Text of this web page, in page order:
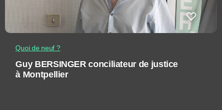
Quoi de neuf ?
Guy BERSINGER conciliateur de justice
à Montpellier